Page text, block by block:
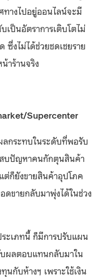
างไปอยู่ออนไลน์จะมี
ป็นอัตราการเติบโตไม่
ซึ่งไม่ได้ช่วยชดเชยราย
าร้านจริง
Supercenter
กระทบในระดับที่พอรับ
บปัญหาคนกักตุนสินค้า
ต่ก็ยังขายสินค้าอุปโภค
ดขายกลับมาพุ่งได้ในช่วง
ระเภทนี้ ก็มีการปรับแผน
บผลตอบแทนกลับมาใน
นกับห้างฯ เพราะใช้เงิน